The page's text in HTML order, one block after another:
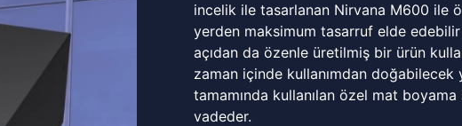
incelik ile tasarlanan Nirvana M600 ile
yerden maksimum tasarruf elde
açıdan da özenle üretilmiş bir ürün
zaman içinde kullanımdan doğabilecek
tamamında kullanılan özel mat
vadeder.